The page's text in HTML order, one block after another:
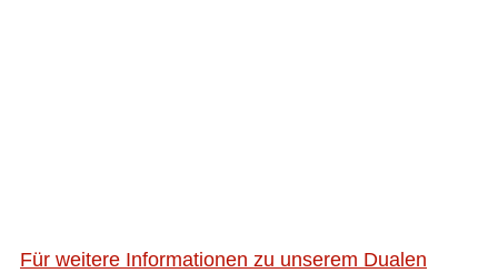
Für weitere Informationen zu unserem Dualen